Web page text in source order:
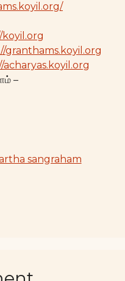
granthams.koyil.org
acharyas.koyil.org
–
sangraham